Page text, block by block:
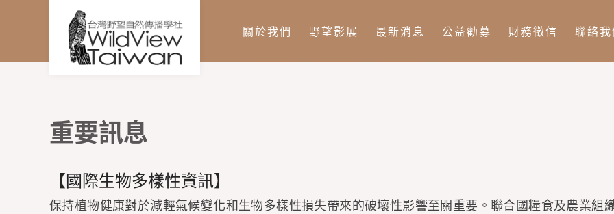
關於我們
野望影展 最新消息 公益勸募 財務徵信 聯絡
您在這裡
重要訊息
【國際生物多樣性資訊】
保持植物健康對於減輕氣候變化和生物多樣性損失帶來的破壞性影響至關重要。聯合國糧食及農業組